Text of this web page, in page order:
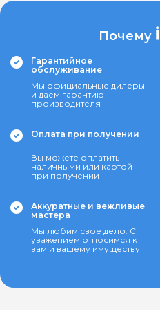
Почему
Гарантийное
обслуживание
Мы официальные дилеры
и даем гарантию
производителя
Оплата при получении
Вы можете оплатить
наличными или картой
при получении
Аккуратные и вежливые
мастера
Мы любим свое дело. С
уважением относимся к
вам и вашему имуществу